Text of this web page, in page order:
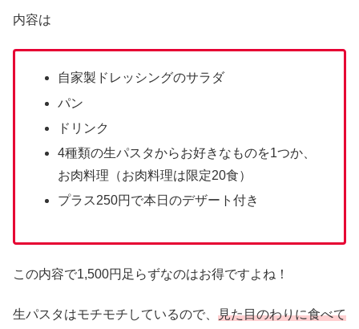
内容は
自家製ドレッシングのサラダ
パン
ドリンク
4種類の生パスタからお好きなものを1つか、
お肉料理（お肉料理は限定20食）
プラス250円で本日のデザート付き
この内容で1,500円足らずなのはお得ですよね！
生パスタはモチモチしているので、 見た目のわりに食べて